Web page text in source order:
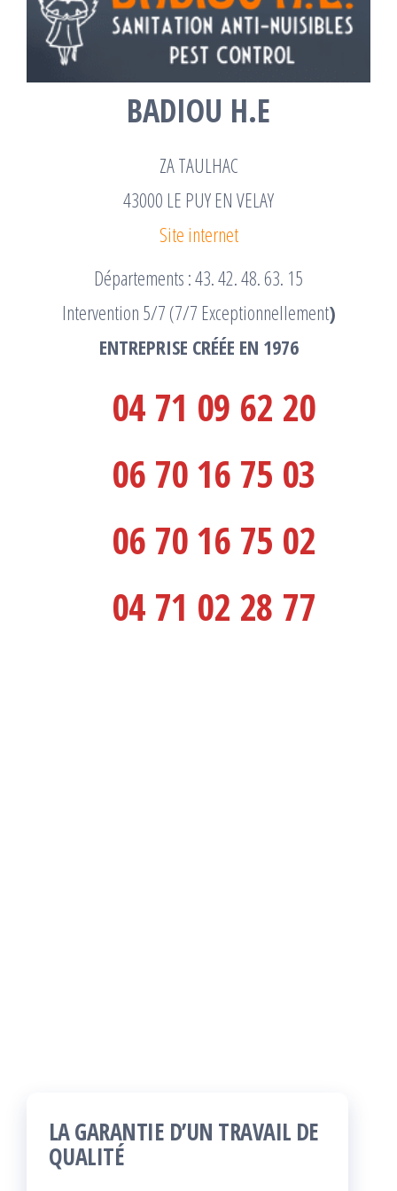
BADIOU H.E
ZA TAULHAC
43000 LE PUY EN VELAY
Site internet
Départements : 43. 42. 48. 63. 15
Intervention 5/7 (7/7 Exceptionnellement)
ENTREPRISE CRÉÉE EN 1976
04 71 09 62 20
06 70 16 75 03
06 70 16 75 02
04 71 02 28 77
LA GARANTIE D’UN TRAVAIL DE
QUALITÉ